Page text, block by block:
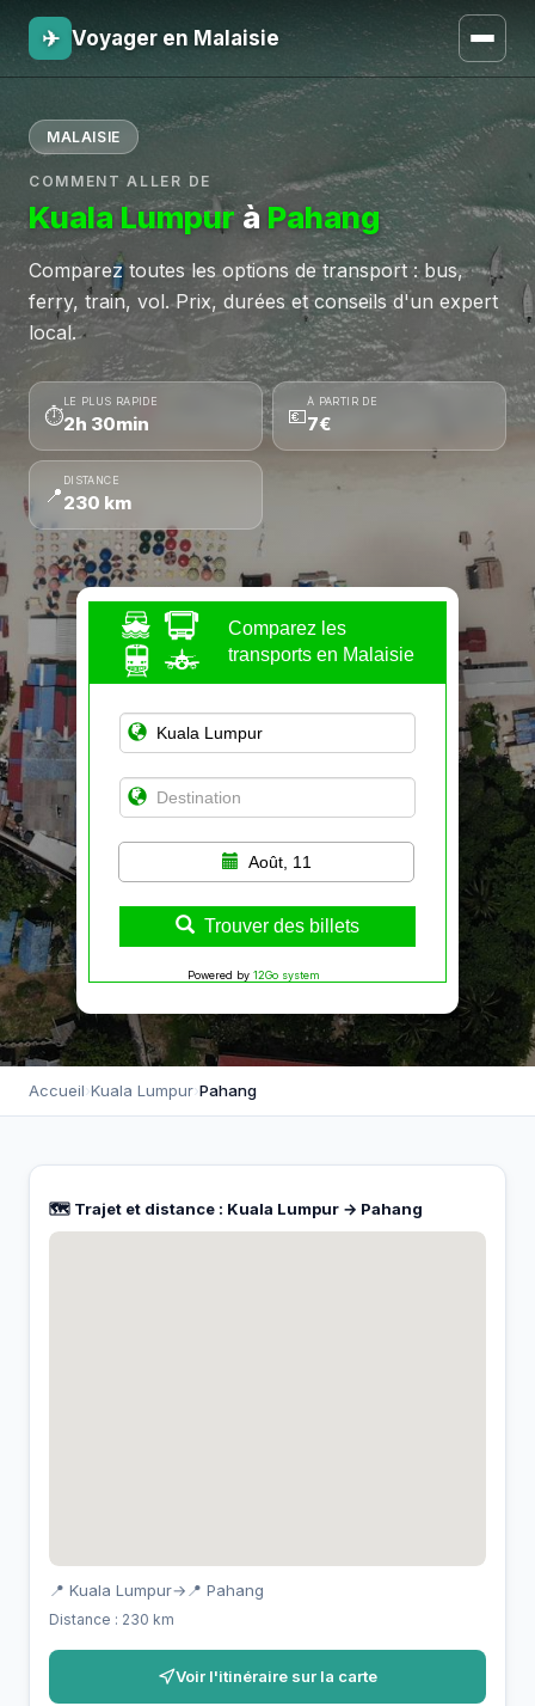
✈ Voyager en Malaisie
MALAISIE
COMMENT ALLER DE
Kuala Lumpurà Pahang
Comparez toutes les options de transport : bus,
ferry, train, vol. Prix, durées et conseils d'un expert
local.
⏱
LE PLUS RAPIDE
2h 30min 💶
À PARTIR DE
7€
📍
DISTANCE
230 km
Comparez les
transports en Malaisie
Août, 11
Trouver des billets
Powered by 12Go system
Accueil›Kuala Lumpur›Pahang
🗺️ Trajet et distance : Kuala Lumpur → Pahang
📍 Kuala Lumpur→ 📍 Pahang
Distance : 230 km
Voir l'itinéraire sur la carte